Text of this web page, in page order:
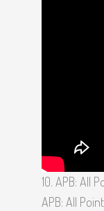
10. APB: All
APB: All